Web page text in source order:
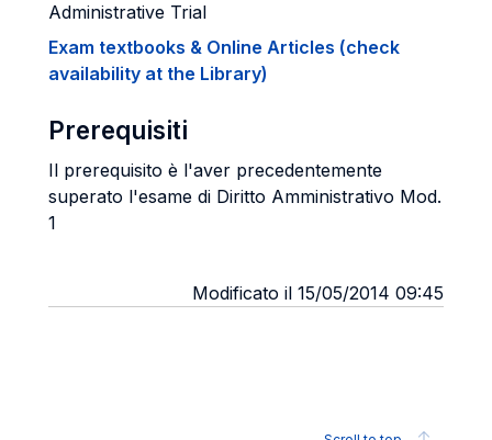
Administrative Trial
Exam textbooks & Online Articles (check
availability at the Library)
Prerequisiti
Il prerequisito è l'aver precedentemente
superato l'esame di Diritto Amministrativo Mod.
1
Modificato il 15/05/2014 09:45